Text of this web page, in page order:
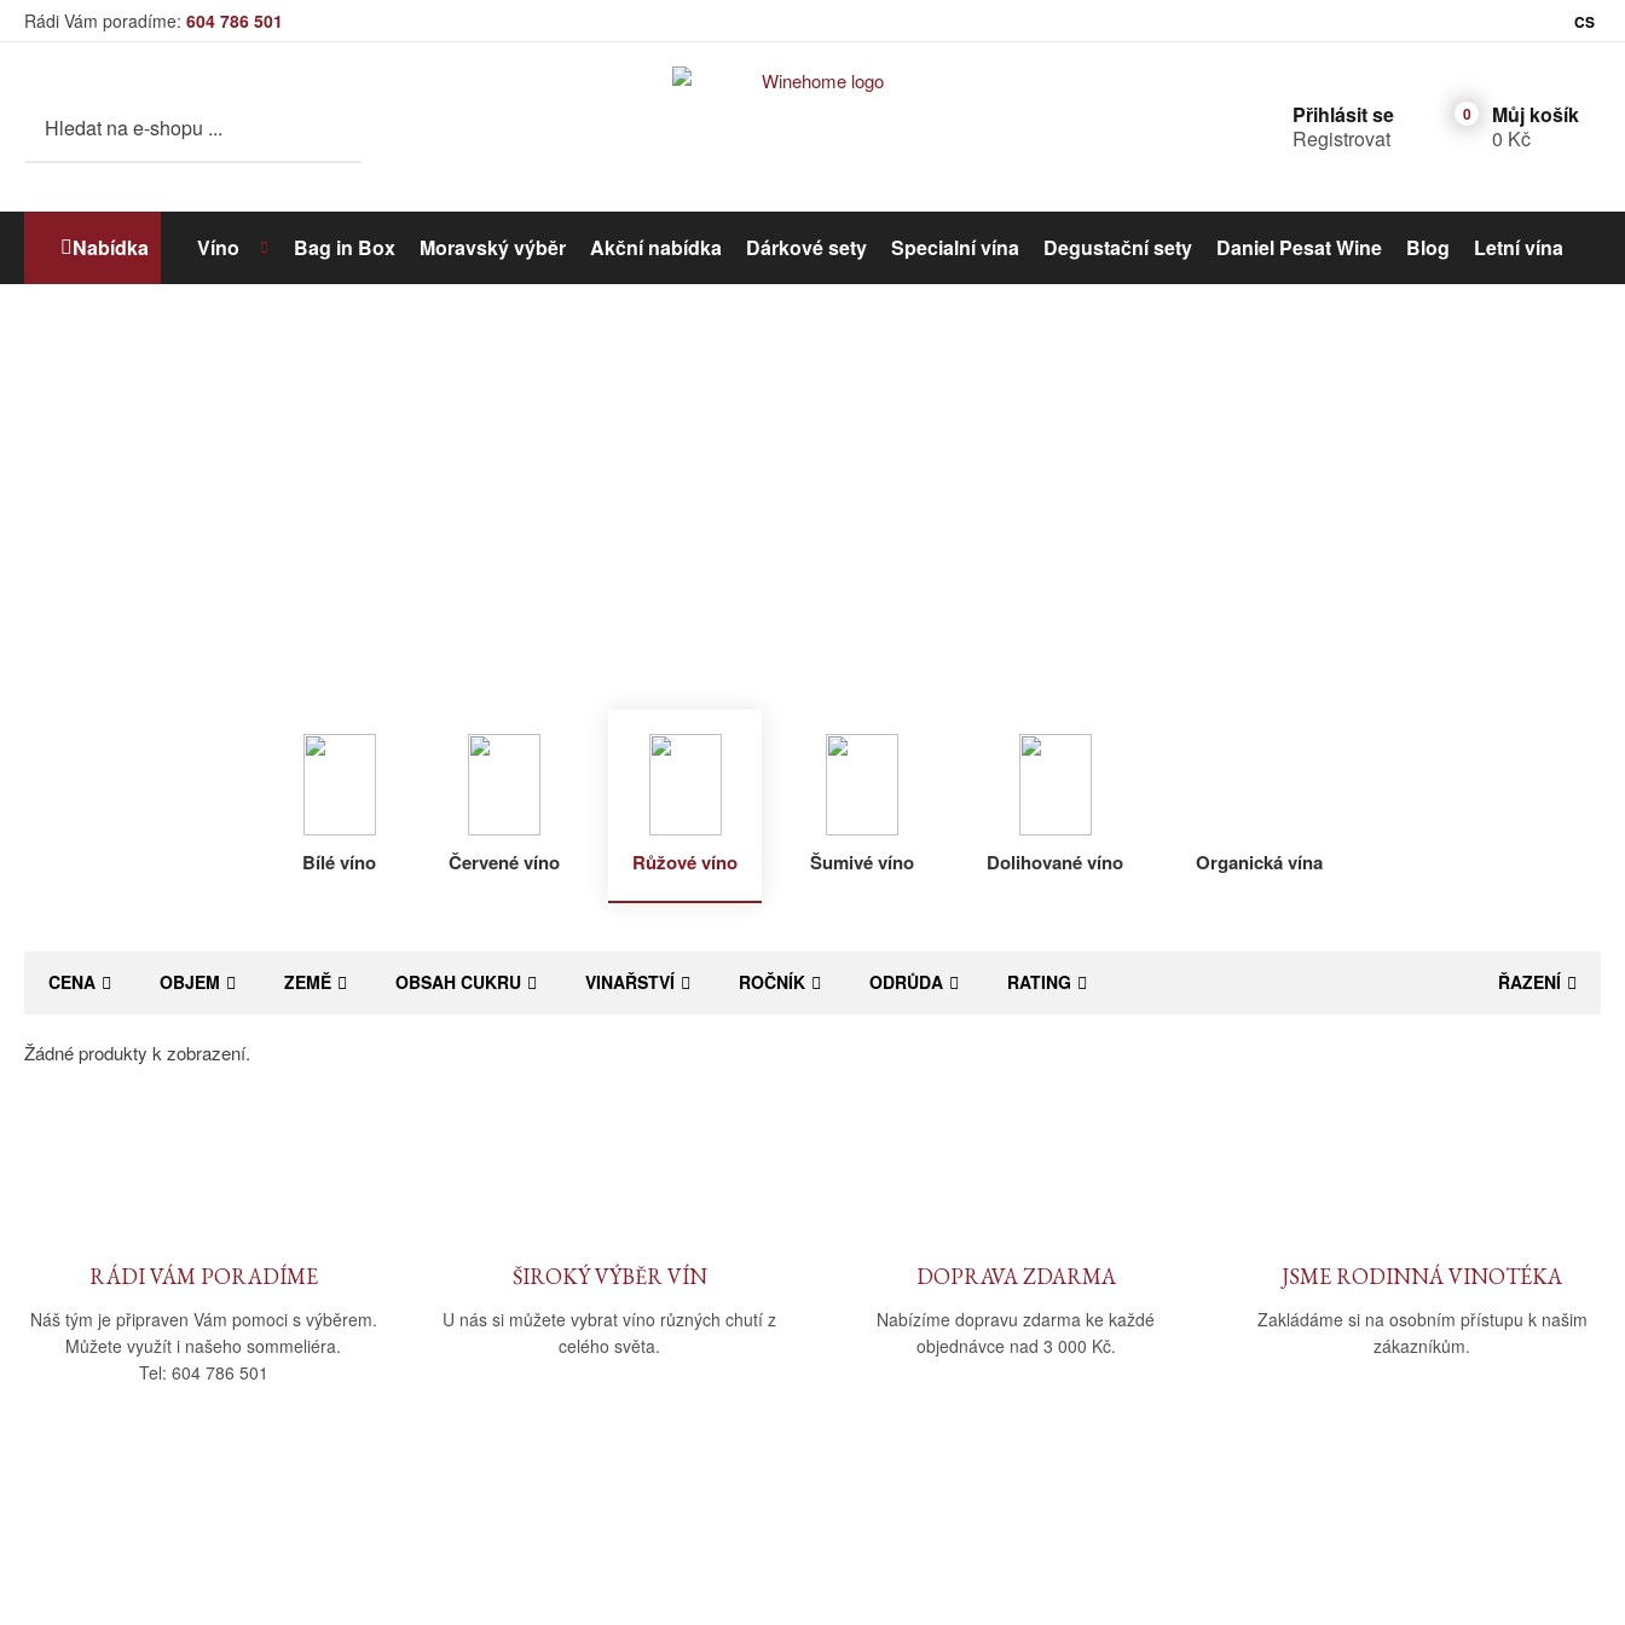
Rádi Vám poradíme: 604 786 501 CS
Přihlásit se
Registrovat
Můj košík
0 Kč
Nabídka Víno Bag in Box Moravský výběr Akční nabídka Dárkové sety Specialní vína Degustační sety Daniel Pesat Wine Blog Letní vína
Bílé víno Červené víno Růžové víno Šumivé víno Dolihované víno Organická vína
CENA OBJEM ZEMĚ OBSAH CUKRU VINAŘSTVÍ ROČNÍK ODRŮDA RATING ŘAZENÍ
Žádné produkty k zobrazení.
RÁDI VÁM PORADÍME
Náš tým je připraven Vám pomoci s výběrem.
Můžete využít i našeho sommeliéra.
Tel: 604 786 501
ŠIROKÝ VÝBĚR VÍN
U nás si můžete vybrat víno různých chutí z
celého světa.
DOPRAVA ZDARMA
Nabízíme dopravu zdarma ke každé
objednávce nad 3 000 Kč.
JSME RODINNÁ VINOTÉKA
Zakládáme si na osobním přístupu k našim
zákazníkům.